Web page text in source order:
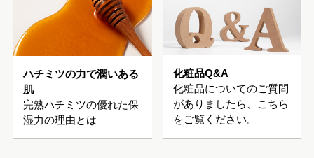
ハチミツの力で潤いある
肌
完熟ハチミツの優れた保
湿力の理由とは
化粧品Q&A
化粧品についてのご質問
がありましたら、こちら
をご覧ください。